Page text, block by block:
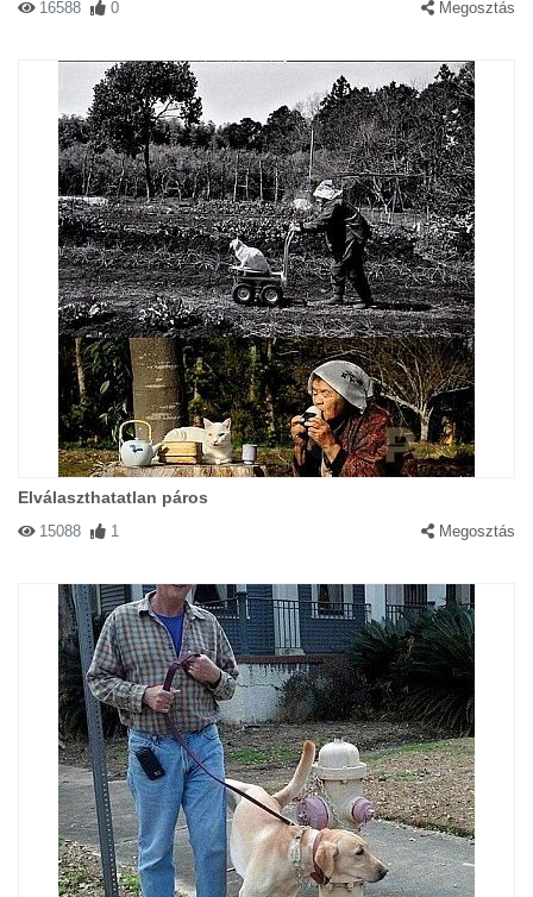
16588 0 Megosztás
Elválaszthatatlan páros
15088 1 Megosztás